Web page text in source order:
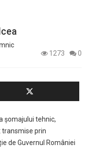
1273
0
șomajului tehnic,
transmise prin
de Guvernul României